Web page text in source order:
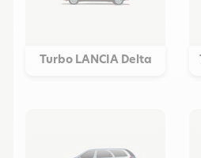
Turbo LANCIA Delta